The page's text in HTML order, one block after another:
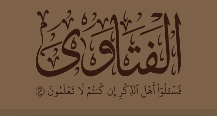
العالم
بن باز
بن العثيمين
طريقة البحث
ذكي